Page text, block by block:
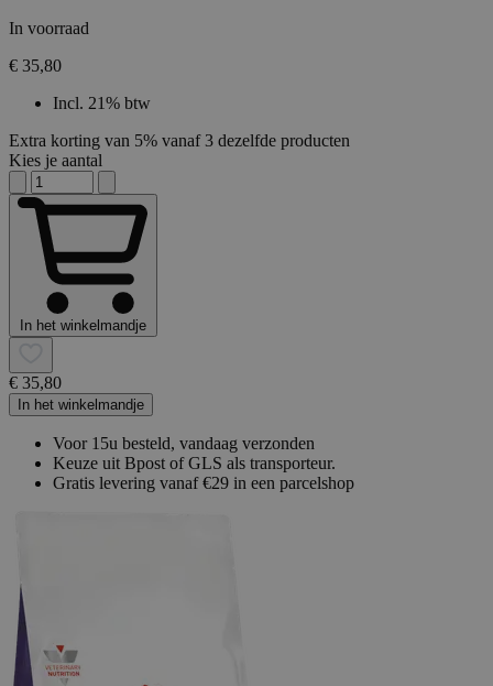
In voorraad
€ 35,80
Incl. 21% btw
Extra korting van 5% vanaf 3 dezelfde producten
Kies je aantal
In het winkelmandje
€ 35,80
In het winkelmandje
Voor 15u besteld, vandaag verzonden
Keuze uit Bpost of GLS als transporteur.
Gratis levering vanaf €29 in een parcelshop